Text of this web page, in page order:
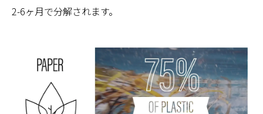
2-6ヶ月で分解されます。